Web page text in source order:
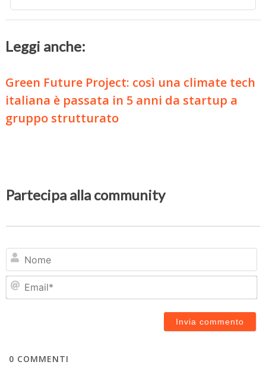
Leggi anche:
Green Future Project: così una climate tech
italiana è passata in 5 anni da startup a
gruppo strutturato
Partecipa alla community
0 COMMENTI